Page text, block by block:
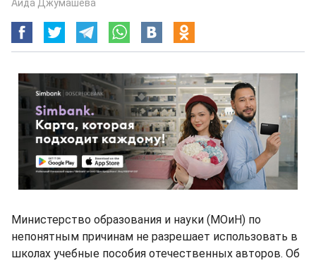
Аида Джумашева
Министерство образования и науки (МОиН) по
непонятным причинам не разрешает использовать в
школах учебные пособия отечественных авторов. Об